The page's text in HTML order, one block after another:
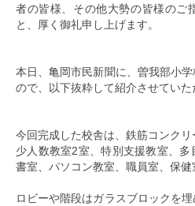
者の皆様、その他大勢の皆様のご
と、厚く御礼申し上げます。
本日、亀岡市民新聞に、曽我部小
ので、以下抜粋して紹介させていた
今回完成した校舎は、鉄筋コンクリ
少人数教室2室、特別支援教室、
書室、パソコン教室、職員室、保健
ロビーや階段はガラスブロックを